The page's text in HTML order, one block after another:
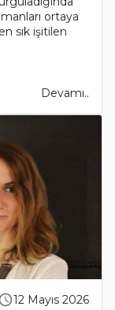
ortaya
sık işitilen
Devamı..
12 Mayıs 2026